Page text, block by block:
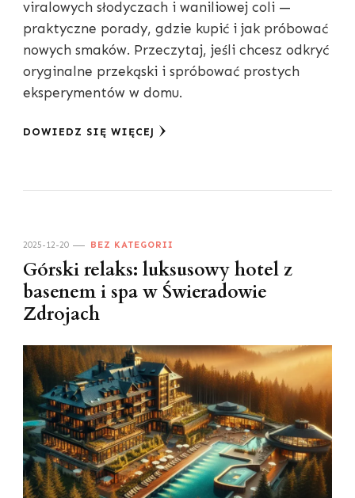
viralowych słodyczach i waniliowej coli —
praktyczne porady, gdzie kupić i jak próbować
nowych smaków. Przeczytaj, jeśli chcesz odkryć
oryginalne przekąski i spróbować prostych
eksperymentów w domu.
DOWIEDZ SIĘ WIĘCEJ
2025-12-20 BEZ KATEGORII
Górski relaks: luksusowy hotel z
basenem i spa w Świeradowie
Zdrojach